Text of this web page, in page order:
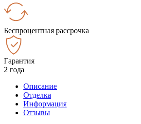
Беспроцентная рассрочка
Гарантия
2 года
Описание
Отделка
Информация
Отзывы